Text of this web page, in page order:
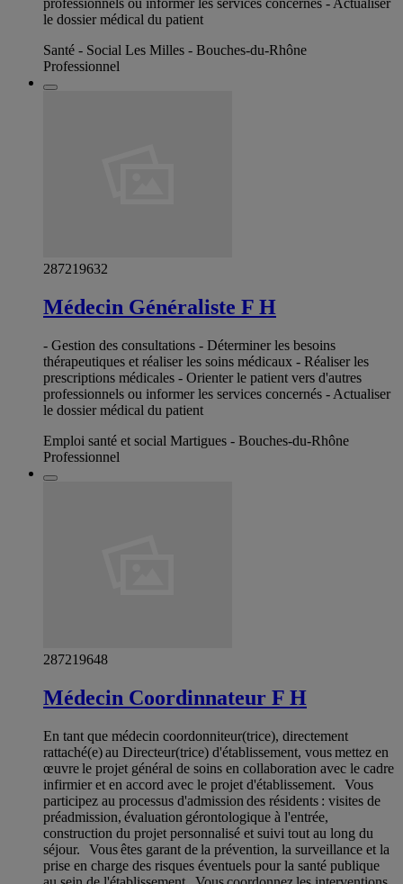
professionnels ou informer les services concernés - Actualiser
le dossier médical du patient
Santé - Social Les Milles - Bouches-du-Rhône
Professionnel
287219632
Médecin Généraliste F H
- Gestion des consultations - Déterminer les besoins
thérapeutiques et réaliser les soins médicaux - Réaliser les
prescriptions médicales - Orienter le patient vers d'autres
professionnels ou informer les services concernés - Actualiser
le dossier médical du patient
Emploi santé et social Martigues - Bouches-du-Rhône
Professionnel
287219648
Médecin Coordinnateur F H
En tant que médecin coordonniteur(trice), directement
rattaché(e) au Directeur(trice) d'établissement, vous mettez en
œuvre le projet général de soins en collaboration avec le cadre
infirmier et en accord avec le projet d'établissement. Vous
participez au processus d'admission des résidents : visites de
préadmission, évaluation gérontologique à l'entrée,
construction du projet personnalisé et suivi tout au long du
séjour. Vous êtes garant de la prévention, la surveillance et la
prise en charge des risques éventuels pour la santé publique